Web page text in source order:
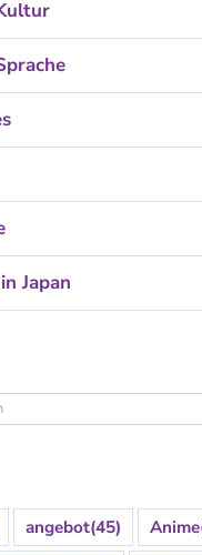
Japan
angebot(45) Anime